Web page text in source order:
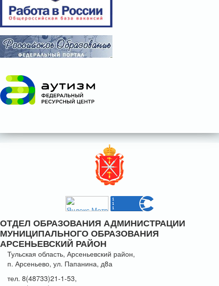
ОТДЕЛ ОБРАЗОВАНИЯ АДМИНИСТРАЦИИ
МУНИЦИПАЛЬНОГО ОБРАЗОВАНИЯ
АРСЕНЬЕВСКИЙ РАЙОН
Тульская область, Арсеньевский район,
п. Арсеньево, ул. Папанина, д8а
тел. 8(48733)21-1-53,